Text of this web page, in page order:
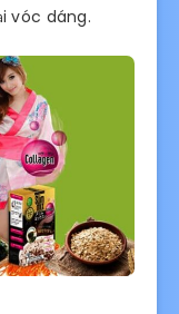
vóc dáng.